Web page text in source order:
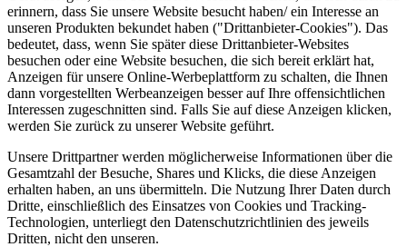
erinnern, dass Sie unsere Website besucht haben/ ein Interesse an
unseren Produkten bekundet haben ("Drittanbieter-Cookies"). Das
bedeutet, dass, wenn Sie später diese Drittanbieter-Websites
besuchen oder eine Website besuchen, die sich bereit erklärt hat,
Anzeigen für unsere Online-Werbeplattform zu schalten, die Ihnen
dann vorgestellten Werbeanzeigen besser auf Ihre offensichtlichen
Interessen zugeschnitten sind. Falls Sie auf diese Anzeigen klicken,
werden Sie zurück zu unserer Website geführt.
Unsere Drittpartner werden möglicherweise Informationen über die
Gesamtzahl der Besuche, Shares und Klicks, die diese Anzeigen
erhalten haben, an uns übermitteln. Die Nutzung Ihrer Daten durch
Dritte, einschließlich des Einsatzes von Cookies und Tracking-
Technologien, unterliegt den Datenschutzrichtlinien des jeweils
Dritten, nicht den unseren.